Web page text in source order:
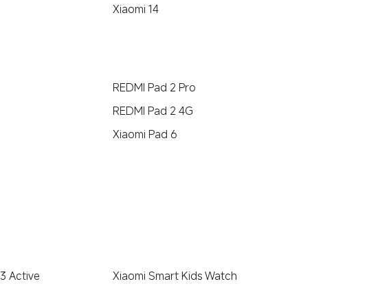
Xiaomi 14
REDMI Pad 2 Pro
REDMI Pad 2 4G
Xiaomi Pad 6
Active
Xiaomi Smart Kids Watch